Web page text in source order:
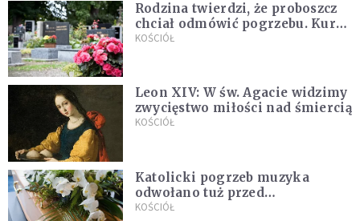
Rodzina twierdzi, że proboszcz
chciał odmówić pogrzebu. Kuria
zapowiada wyjaśnienia
KOŚCIÓŁ
Leon XIV: W św. Agacie widzimy
zwycięstwo miłości nad śmiercią
KOŚCIÓŁ
Katolicki pogrzeb muzyka
odwołano tuż przed
uroczystością. Powodem była
KOŚCIÓŁ